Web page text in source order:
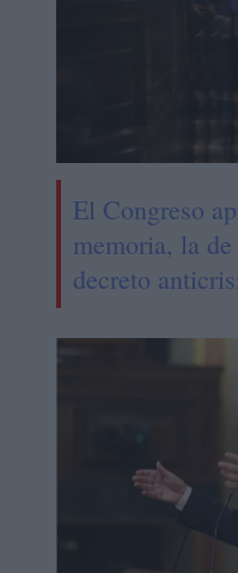
El Congreso
memoria, la
decreto